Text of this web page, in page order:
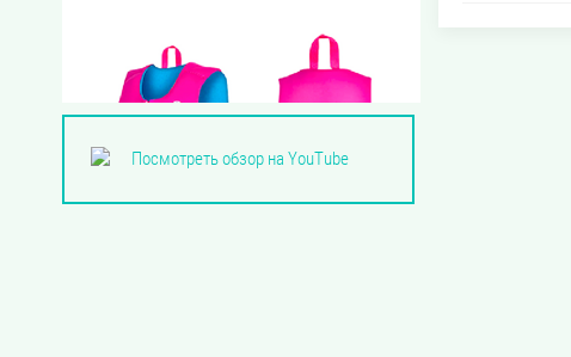
Посмотреть обзор на YouTube